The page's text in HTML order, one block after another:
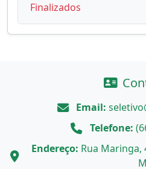
Finalizados
Email:
Telefone:
Endereço: Rua Maringa,